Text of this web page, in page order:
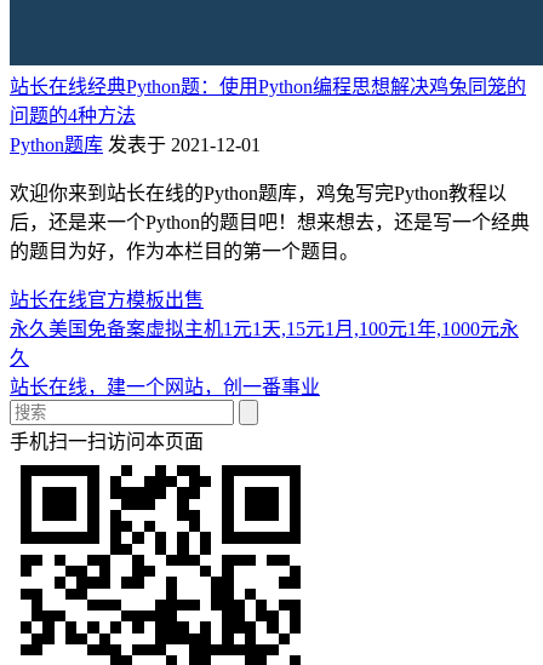
站长在线经典Python题：使用Python编程思想解决鸡兔同笼的
问题的4种方法
Python题库 发表于 2021-12-01
欢迎你来到站长在线的Python题库，鸡兔写完Python教程以
后，还是来一个Python的题目吧！想来想去，还是写一个经典
的题目为好，作为本栏目的第一个题目。
站长在线官方模板出售
永久美国免备案虚拟主机1元1天,15元1月,100元1年,1000元永
久
站长在线，建一个网站，创一番事业
手机扫一扫访问本页面